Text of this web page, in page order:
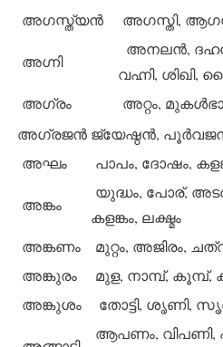
അഗസ്ത്യന്‍
അഗസ്തി,
അഗ്നി
അനലന്‍,
വഹ്നി,
അഗ്രം
അറ്റം,
അഗ്രജന്‍ ജ്യേഷ്ഠന്‍,
അഘം
പാപം, ദോഷം,
അങ്കം
യുദ്ധം, പോര്,
കളങ്കം, ലക്ഷ്മം
അങ്കണം
മുറ്റം, അജിരം,
അങ്കുരം
മുള, നാമ്പ്, കൂമ്പ്,
അങ്കുശം
തോട്ടി, ശൃണി,
ആപണം, വിപണി,